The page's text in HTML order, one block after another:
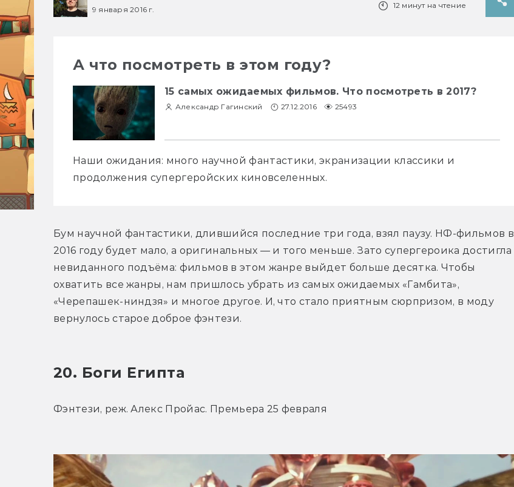
9 января 2016 г.
12 минут на чтение
А что посмотреть в этом году?
15 самых ожидаемых фильмов. Что посмотреть в 2017?
Александр Гагинский 27.12.2016 25493
Наши ожидания: много научной фантастики, экранизации классики и
продолжения супергеройских киновселенных.
Бум научной фантастики, длившийся последние три года, взял паузу. НФ-фильмов в
2016 году будет мало, а оригинальных — и того меньше. Зато супергероика достигла
невиданного подъёма: фильмов в этом жанре выйдет больше десятка. Чтобы
охватить все жанры, нам пришлось убрать из самых ожидаемых «Гамбита»,
«Черепашек-ниндзя» и многое другое. И, что стало приятным сюрпризом, в моду
вернулось старое доброе фэнтези.
20. Боги Египта
Фэнтези, реж. Алекс Пройас. Премьера 25 февраля